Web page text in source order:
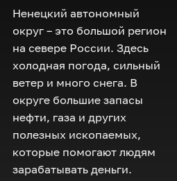
Ненецкий автономный
округ – это большой регион
на севере России. Здесь
холодная погода, сильный
ветер и много снега. В
округе большие запасы
нефти, газа и других
полезных ископаемых,
которые помогают людям
зарабатывать деньги.